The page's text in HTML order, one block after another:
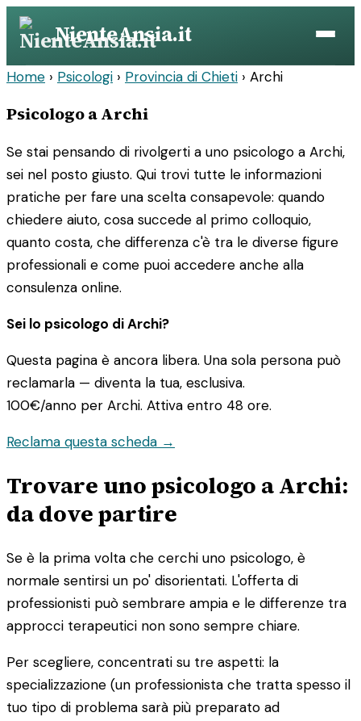
Vai
contenuto
NienteAnsia.it
Home › Psicologi › Provincia di Chieti › Archi
Psicologo a Archi
Se stai pensando di rivolgerti a uno psicologo a Archi,
sei nel posto giusto. Qui trovi tutte le informazioni
pratiche per fare una scelta consapevole: quando
chiedere aiuto, cosa succede al primo colloquio,
quanto costa, che differenza c'è tra le diverse figure
professionali e come puoi accedere anche alla
consulenza online.
Sei lo psicologo di Archi?
Questa pagina è ancora libera. Una sola persona può
reclamarla — diventa la tua, esclusiva.
100€/anno per Archi. Attiva entro 48 ore.
Reclama questa scheda →
Trovare uno psicologo a Archi:
da dove partire
Se è la prima volta che cerchi uno psicologo, è
normale sentirsi un po' disorientati. L'offerta di
professionisti può sembrare ampia e le differenze tra
approcci terapeutici non sono sempre chiare.
Per scegliere, concentrati su tre aspetti: la
specializzazione (un professionista che tratta spesso il
tuo tipo di problema sarà più preparato ad